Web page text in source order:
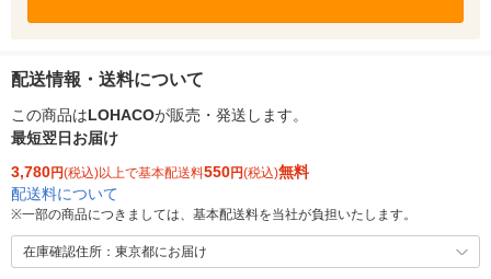
配送情報・送料について
この商品はLOHACOが販売・発送します。
最短翌日お届け
3,780円(税込)以上で基本配送料550円(税込)無料
配送料について
※一部の商品につきましては、基本配送料を当社が負担いたします。
在庫確認住所：東京都にお届け